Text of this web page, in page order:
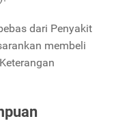
dari Penyakit
membeli